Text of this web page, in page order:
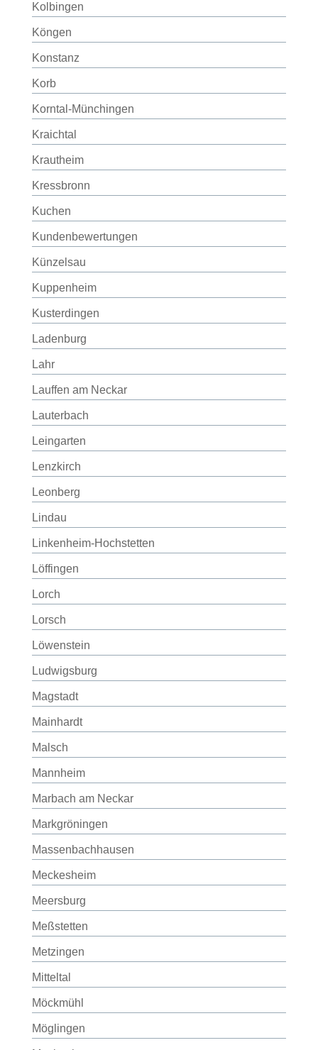
Kolbingen
Köngen
Konstanz
Korb
Korntal-Münchingen
Kraichtal
Krautheim
Kressbronn
Kuchen
Kundenbewertungen
Künzelsau
Kuppenheim
Kusterdingen
Ladenburg
Lahr
Lauffen am Neckar
Lauterbach
Leingarten
Lenzkirch
Leonberg
Lindau
Linkenheim-Hochstetten
Löffingen
Lorch
Lorsch
Löwenstein
Ludwigsburg
Magstadt
Mainhardt
Malsch
Mannheim
Marbach am Neckar
Markgröningen
Massenbachhausen
Meckesheim
Meersburg
Meßstetten
Metzingen
Mitteltal
Möckmühl
Möglingen